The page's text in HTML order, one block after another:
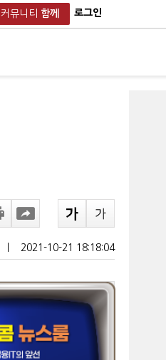
커뮤니티 함께 로그인
2021-10-21 18:18:04